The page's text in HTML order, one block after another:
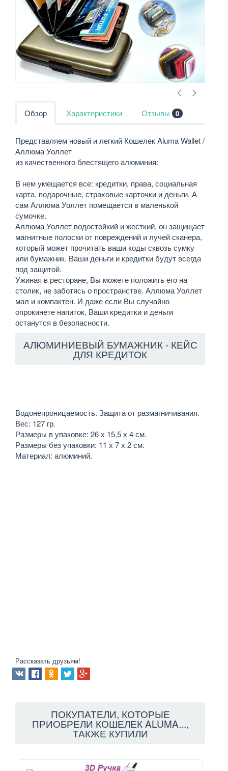
Обзор Характеристики Отзывы 0
Представляем новый и легкий Кошелек Aluma Wallet /
Аллюма Уоллет
из качественного блестящего алюминия:
В нем умещается все: кредитки, права, социальная
карта, подарочные, страховые карточки и деньги. А
сам Аллюма Уоллет помещается в маленькой
сумочке.
Аллюма Уоллет водостойкий и жесткий, он защищает
магнитные полоски от повреждений и лучей сканера,
который может прочитать ваши коды сквозь сумку
или бумажник. Ваши деньги и кредитки будут всегда
под защитой.
Ужиная в ресторане, Вы можете положить его на
столик, не заботясь о пространстве. Аллюма Уоллет
мал и компактен. И даже если Вы случайно
опрокинете напиток, Ваши кредитки и деньги
останутся в безопасности.
АЛЮМИНИЕВЫЙ БУМАЖНИК - КЕЙС
ДЛЯ КРЕДИТОК
Водонепроницаемость. Защита от размагничивания.
Вес: 127 гр.
Размеры в упаковке: 26 х 15,5 х 4 см.
Размеры без упаковки: 11 х 7 х 2 см.
Материал: алюминий.
Рассказать друзьям!
ПОКУПАТЕЛИ, КОТОРЫЕ
ПРИОБРЕЛИ КОШЕЛЕК ALUMA...,
ТАКЖЕ КУПИЛИ